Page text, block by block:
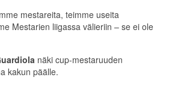
mestareita, teimme useita
Mestarien liigassa välieriin – se ei ole
näki cup-mestaruuden
kakun päälle.